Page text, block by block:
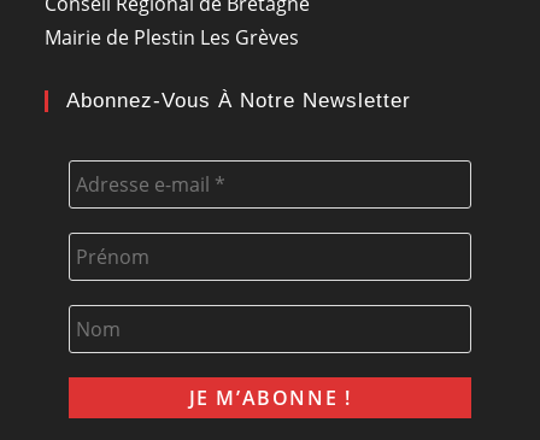
Mairie de Plestin Les Grèves
Abonnez-Vous À Notre Newsletter